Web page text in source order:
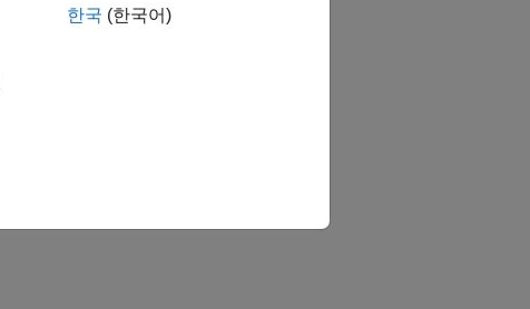
한국 (한국어)